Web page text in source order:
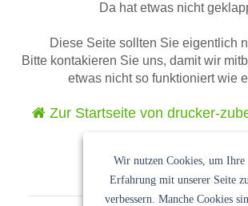
Da hat etwas nicht
Diese Seite sollten Sie eigentlich
Bitte kontakieren Sie uns, damit wir
etwas nicht so funktioniert wie
Zur Startseite von drucker-
Wir nutzen Cookies, um Ihre
Erfahrung mit unserer Seite zu
verbessern. Manche Cookies